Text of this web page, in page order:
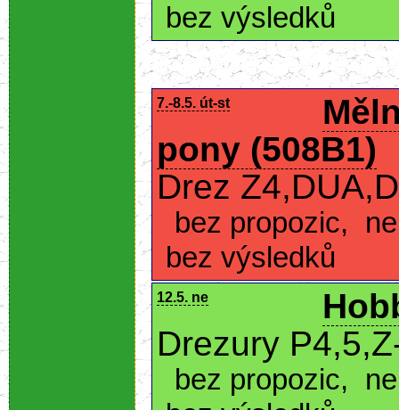
bez výsledků
7.-8.5. út-st
pony (508B1)
Drez
bez propozic,
bez výsledků
12.5. ne
Drezury
bez propozic,